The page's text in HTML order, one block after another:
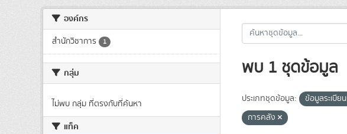
องค์กร
สำนักวิชาการ 1
กลุ่ม
ไม่พบ กลุ่ม ที่ตรงกับที่ค้นหา
แท็ค
พบ 1 ชุดข้อมูล
ประเภทชุดข้อมูล: ข้อมูลระเบียน
การคลัง